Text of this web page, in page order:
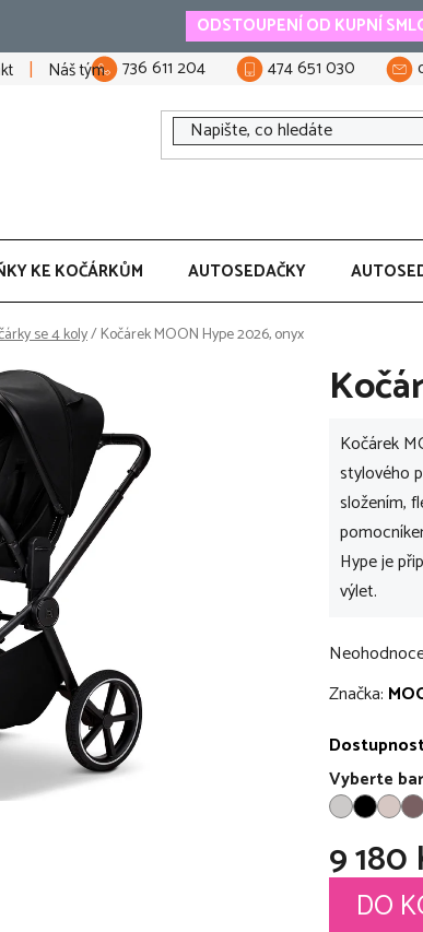
ODSTOUPENÍ OD KUPNÍ
Náš tým 736 611 204 474 651 030
KE KOČÁRKŮM AUTOSEDAČKY
se 4 koly/Kočárek MOON Hype 2026, onyx
Kočárek
stylového
složením,
Hype je
výlet.
Průměrné
hodnocení
je
0,0
z
hvězdiček.
Značka:
Vyberte
9 180
Měrná cena:
DO